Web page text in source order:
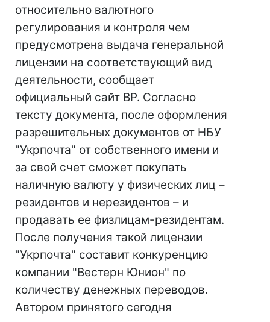
относительно валютного
регулирования и контроля чем
предусмотрена выдача генеральной
лицензии на соответствующий вид
деятельности, сообщает
официальный сайт ВР. Согласно
тексту документа, после оформления
разрешительных документов от НБУ
"Укрпочта" от собственного имени и
за свой счет сможет покупать
наличную валюту у физических лиц –
резидентов и нерезидентов – и
продавать ее физлицам-резидентам.
После получения такой лицензии
"Укрпочта" составит конкуренцию
компании "Вестерн Юнион" по
количеству денежных переводов.
Автором принятого сегодня